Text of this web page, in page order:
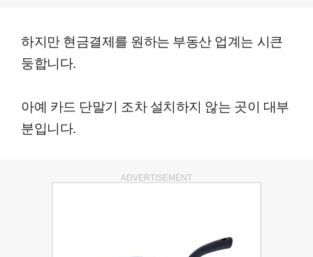
하지만 현금결제를 원하는 부동산 업계는 시큰
둥합니다.
아예 카드 단말기 조차 설치하지 않는 곳이 대부
분입니다.
ADVERTISEMENT